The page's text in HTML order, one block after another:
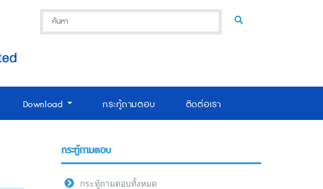
Download กระทู้ถามตอบ ติดต่อเรา
กระทู้ถามตอบ
กระทู้ถามตอบทั้งหมด